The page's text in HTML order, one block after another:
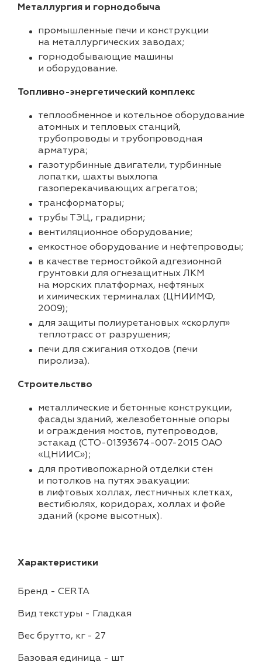
Металлургия и горнодобыча
промышленные печи и конструкции
на металлургических заводах;
горнодобывающие машины
и оборудование.
Топливно-энергетический комплекс
теплообменное и котельное оборудование
атомных и тепловых станций,
трубопроводы и трубопроводная
арматура;
газотурбинные двигатели, турбинные
лопатки, шахты выхлопа
газоперекачивающих агрегатов;
трансформаторы;
трубы ТЭЦ, градирни;
вентиляционное оборудование;
емкостное оборудование и нефтепроводы;
в качестве термостойкой адгезионной
грунтовки для огнезащитных ЛКМ
на морских платформах, нефтяных
и химических терминалах (ЦНИИМФ,
2009);
для защиты полиуретановых «скорлуп»
теплотрасс от разрушения;
печи для сжигания отходов (печи
пиролиза).
Строительство
металлические и бетонные конструкции,
фасады зданий, железобетонные опоры
и ограждения мостов, путепроводов,
эстакад (СТО-01393674-007-2015 ОАО
«ЦНИИС»);
для противопожарной отделки стен
и потолков на путях эвакуации:
в лифтовых холлах, лестничных клетках,
вестибюлях, коридорах, холлах и фойе
зданий (кроме высотных).
Характеристики
Бренд - CERTA
Вид текстуры - Гладкая
Вес брутто, кг - 27
Базовая единица - шт